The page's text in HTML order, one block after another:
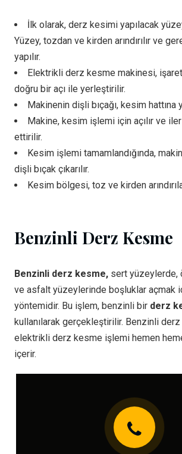
İlk olarak, derz kesimi yapılacak
Yüzey, tozdan ve kirden arındırılır ve
yapılır.
Elektrikli derz kesme makinesi,
doğru bir açı ile yerleştirilir.
Makinenin dişli bıçağı, kesim hattına
Makine, kesim işlemi için açılır ve
ettirilir.
Kesim işlemi tamamlandığında,
dişli bıçak çıkarılır.
Kesim bölgesi, toz ve kirden
Benzinli Derz Kesme
Benzinli derz kesme, sert
ve asfalt yüzeylerinde boşluklar açmak
yöntemidir. Bu işlem, benzinli bir derz
kullanılarak gerçekleştirilir. Benzinli
elektrikli derz kesme işlemi hemen
içerir.